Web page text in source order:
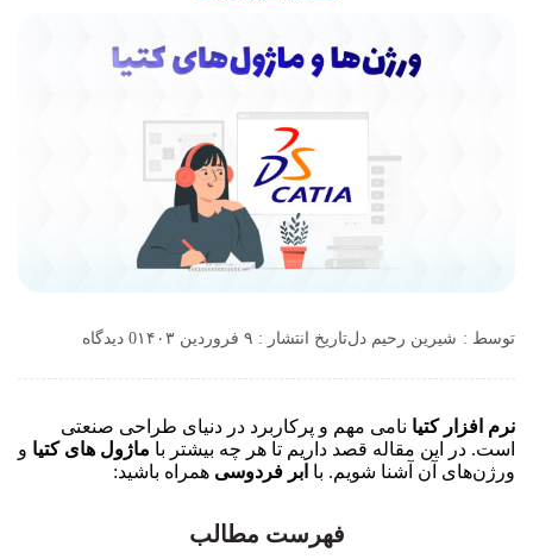
توسط : شیرین رحیم دلتاریخ انتشار : ۹ فروردین ۱۴۰۳ 0 دیدگاه
نرم افزار کتیا نامی مهم و پرکاربرد در دنیای طراحی صنعتی
است. در این مقاله قصد داریم تا هر چه بیشتر با ماژول های کتیا و
ورژن‌های آن آشنا شویم. با ابر فردوسی همراه باشید:
فهرست مطالب